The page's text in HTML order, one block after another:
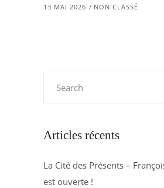
13 MAI 2026 NON CLASSÉ
Articles récents
La Cité des Présents –
est ouverte !